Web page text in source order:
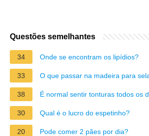
Questões semelhantes
34 Onde se encontram os lipídios?
33 O que passar na madeira para
38 É normal sentir tonturas todos os
30 Qual é o lucro do espetinho?
20 Pode comer 2 pães por dia?